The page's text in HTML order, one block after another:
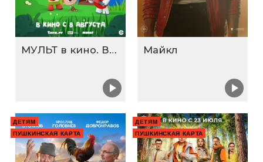
МУЛЬТ в кино. Выпуск №198. Некогда скучать Майкл
ДЕТЯМ
ПУШКИНСКАЯ КАРТА
ДЕТЯМ
ПУШКИНСКАЯ КАРТА